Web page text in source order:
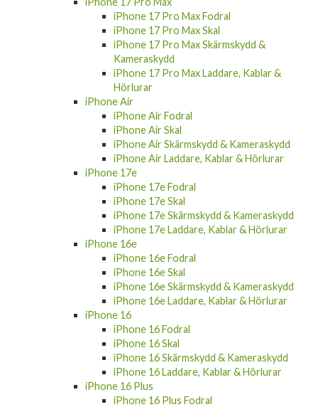
iPhone 17 Pro Max Fodral
iPhone 17 Pro Max Skal
iPhone 17 Pro Max Skärmskydd &
Kameraskydd
iPhone 17 Pro Max Laddare, Kablar &
Hörlurar
iPhone Air
iPhone Air Fodral
iPhone Air Skal
iPhone Air Skärmskydd & Kameraskydd
iPhone Air Laddare, Kablar & Hörlurar
iPhone 17e
iPhone 17e Fodral
iPhone 17e Skal
iPhone 17e Skärmskydd & Kameraskydd
iPhone 17e Laddare, Kablar & Hörlurar
iPhone 16e
iPhone 16e Fodral
iPhone 16e Skal
iPhone 16e Skärmskydd & Kameraskydd
iPhone 16e Laddare, Kablar & Hörlurar
iPhone 16
iPhone 16 Fodral
iPhone 16 Skal
iPhone 16 Skärmskydd & Kameraskydd
iPhone 16 Laddare, Kablar & Hörlurar
iPhone 16 Plus
iPhone 16 Plus Fodral